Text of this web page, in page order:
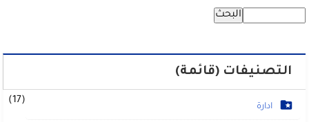
التصنيفات (قائمة)
ادارة
(17)